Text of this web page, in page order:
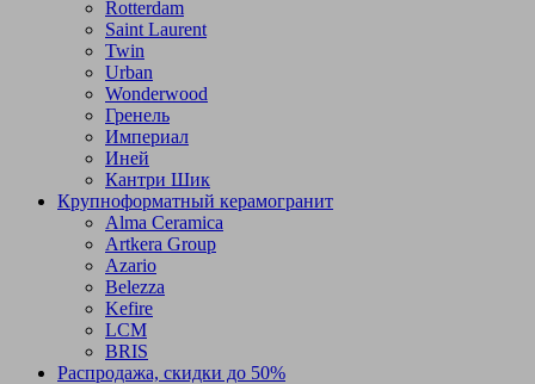
Rotterdam
Saint Laurent
Twin
Urban
Wonderwood
Гренель
Империал
Иней
Кантри Шик
Крупноформатный керамогранит
Alma Ceramica
Artkera Group
Azario
Belezza
Kefire
LCM
BRIS
Распродажа, скидки до 50%